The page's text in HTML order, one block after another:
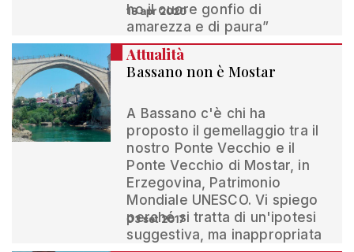
ho il cuore gonfio di
amarezza e di paura”
18 apr 2020
Attualità
Bassano non è Mostar
A Bassano c'è chi ha
proposto il gemellaggio tra il
nostro Ponte Vecchio e il
Ponte Vecchio di Mostar, in
Erzegovina, Patrimonio
Mondiale UNESCO. Vi spiego
perché si tratta di un'ipotesi
suggestiva, ma inappropriata
03 set 2017